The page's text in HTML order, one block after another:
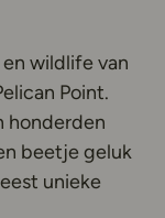
wildlife van
Point.
honderden
beetje geluk
unieke